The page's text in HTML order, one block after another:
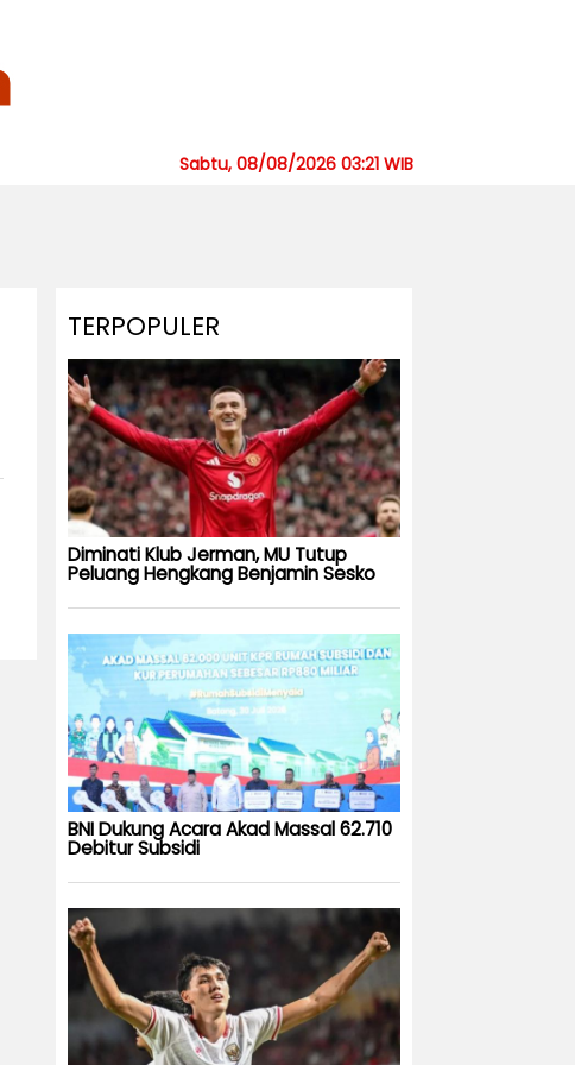
Sabtu, 08/08/2026 03:21 WIB
TERPOPULER
Diminati Klub Jerman, MU Tutup
Peluang Hengkang Benjamin Sesko
BNI Dukung Acara Akad Massal 62.710
Debitur Subsidi